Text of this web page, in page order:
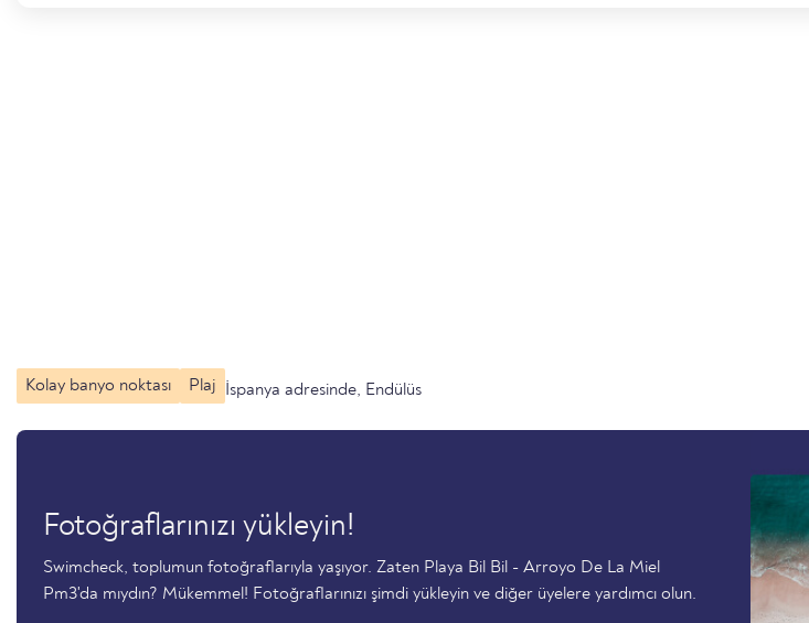
Kolay banyo noktası Plaj İspanya adresinde, Endülüs
Fotoğraflarınızı yükleyin!
Swimcheck, toplumun fotoğraflarıyla yaşıyor. Zaten Playa Bil Bil - Arroyo De La Miel
Pm3'da mıydın? Mükemmel! Fotoğraflarınızı şimdi yükleyin ve diğer üyelere yardımcı olun.